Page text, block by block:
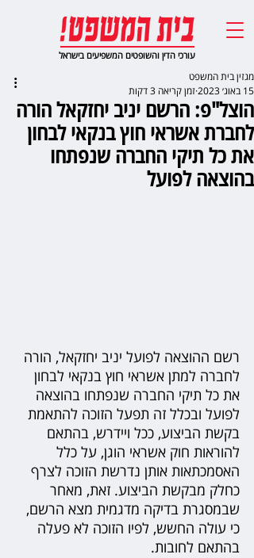
עורכי הדין והשופטים המשפיעים בישראל
הוצל"פ: הרשם יניב יחזקאל הורה
לחברת אשראי חוץ בנקאי לבחון
את כל תיקי החברה שנפתחו
בהוצאה לפועל
מגזין בית המשפט
15 באוג׳ 2023
זמן קריאה 3 דקות
רשם ההוצאה לפועל יניב יחזקאל, הורה
לחברה למתן אשראי חוץ בנקאי לבחון
את כל תיקי החברה שנפתחו בהוצאה
לפועל ובכלל זה תפעל הזוכה להתאמת
בקשת הביצוע, ככל ויידרש, בהתאם
להוראות חוק אשראי הוגן, על כלל
האסמכתאות אותן נדרשת הזוכה לצרף
כחלק מבקשת הביצוע. זאת, מאחר
שבמסגרת בדיקה מדגמית מצא הרשם,
כי עולה החשש, לפיו הזוכה לא פעלה
בהתאם לחובות.